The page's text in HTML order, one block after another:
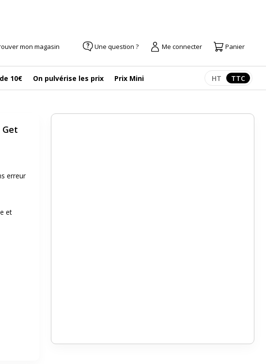
mon magasin Une question ? Me connecter Panier
10€ On pulvérise les prix Prix Mini Afficher les
HT TTC
Get
erreur
et